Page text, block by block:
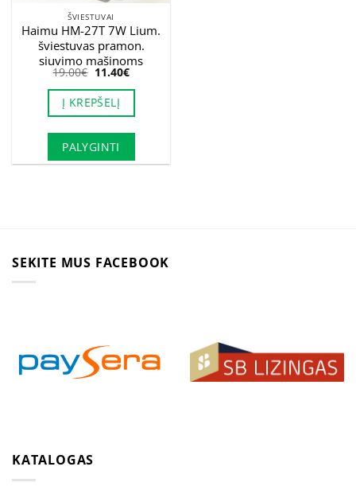
ŠVIESTUVAI
Haimu HM-27T 7W Lium.
šviestuvas pramon.
siuvimo mašinoms
19.00€ Original
was:
19.00€.
11.40€Current
is:
Į KREPŠELĮ
PALYGINTI
SEKITE MUS FACEBOOK
KATALOGAS